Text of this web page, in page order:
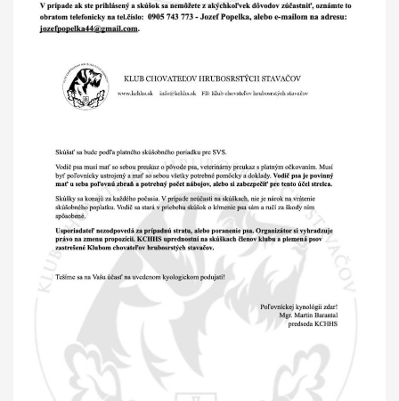
VÝSTAVY
VÝCVIKOVÉ DNI 2025
KYNOLOGICKÝ KALENDÁR
INZERCIA
KONTAKT